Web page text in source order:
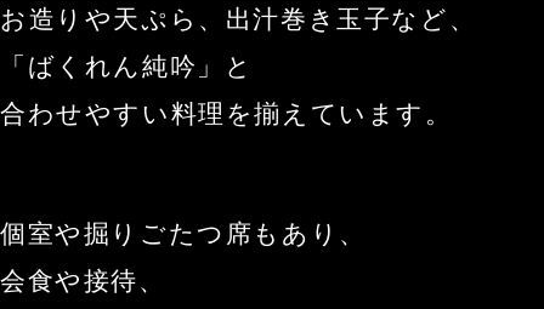
お造りや天ぷら、出汁巻き玉子など、
「ばくれん純吟」と
合わせやすい料理を揃えています。
個室や掘りごたつ席もあり、
会食や接待、